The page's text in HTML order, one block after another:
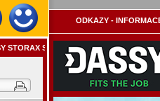
STORAX STRETCH - 210 - upravená
ODKAZY -